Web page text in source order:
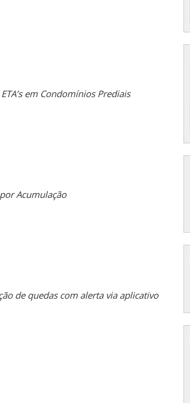
em Condomínios Prediais
Acumulação
de quedas com alerta via aplicativo